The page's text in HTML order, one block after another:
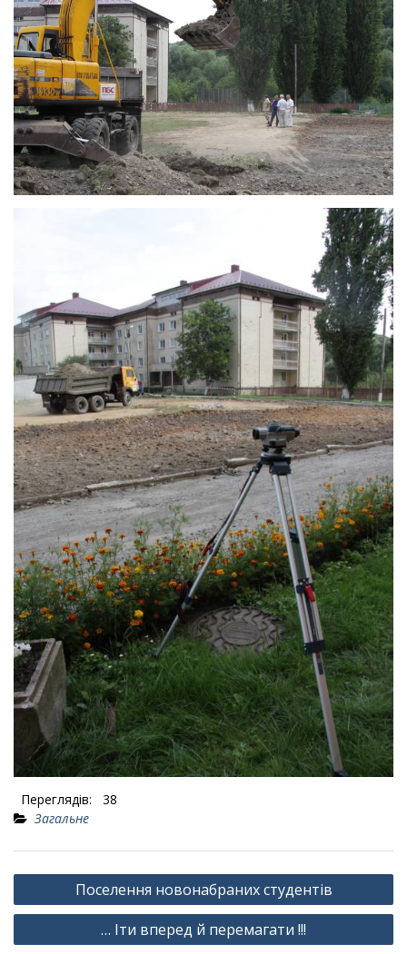
Переглядів:
38
Загальне
Навігація
записів
Поселення новонабраних студентів
… Іти вперед й перемагати !!!